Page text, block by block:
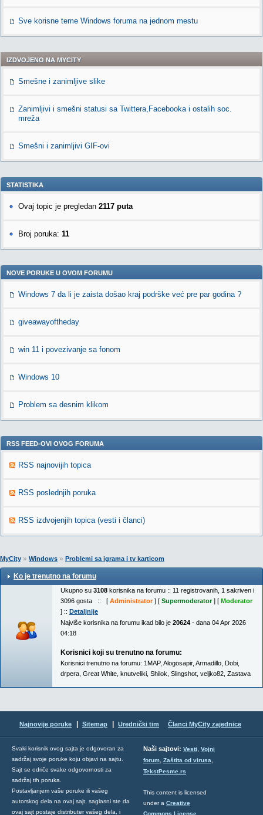
Sve korisne teme Windows foruma na jednom mestu
IZDVOJENO NA MYCITY
Smešne i zanimljive slike
Zanimljivi i smešni statusi sa Twittera,Facebooka i ostalih soc.
mreža
Smešni i zanimljivi GIF-ovi
STATISTIKA
Ovaj topic je pregledan 2117 puta
Broj poruka: 11
NOVE PORUKE U OVOM FORUMU
Windows 7 da li je zaista došao kraj podrške već pre par godina ?
giveawayoftheday
win 11 i povezivanje sa fonom
Windows 10
Problem sa desnim klikom
RSS FEED-OVI OVOG FORUMA
RSS najnovijih topica
RSS poslednjih poruka
RSS izdvojenjih topica (vesti i članci)
MyCity » Windows » Problemi sa igrama i tv karticom
Ko je trenutno na forumu
Ukupno su 3108 korisnika na forumu :: 11 registrovanih, 1 sakriven i
3096 gosta :: [ Administrator] [ Supermoderator] [ Moderator
] :: Detaljnije
Najviše korisnika na forumu ikad bilo je 20624 - dana 04 Apr 2026
04:18
Korisnici koji su trenutno na forumu:
Korisnici trenutno na forumu: 1MAP, Alogosapir, Armadillo Dobi
drpera Great White knutveliki Shilok Slingshot veljko82 Zastava
Najnovije poruke Sitemap Urednički tim Članci MyCity zajednice
Svaki korisnik ovog sajta je odgovoran za
sadržaj svoje poruke koju objavi na sajtu.
Sajt se odriče svake odgovornosti za
sadržaj tih poruka.
Postavljanjem vaše poruke ili vašeg
autorskog dela na ovaj sajt, saglasni ste da
ovaj sajt postaje distributer vašeg dela, i
Naši sajtovi: Vesti, Vojni
forum, Zaštita od virusa,
TekstPesme.rs
This content is licensed
under a Creative
Commons License